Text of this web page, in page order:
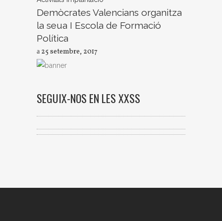
Demòcrates Valencians organitza
la seua I Escola de Formació
Política
25 setembre, 2017
SEGUIX-NOS EN LES XXSS